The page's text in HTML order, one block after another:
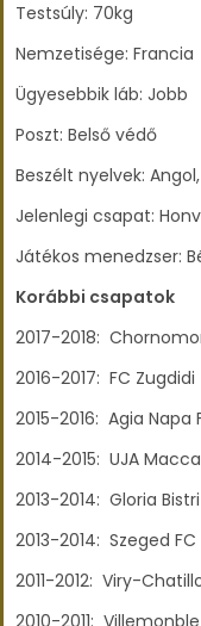
Testsúly: 70kg
Nemzetisége: Francia
Ügyesebbik láb: Jobb
Poszt: Belső védő
Beszélt nyelvek:
Jelenlegi csapat:
Játékos menedzser:
Korábbi csapatok
2017-2018:
2016-2017: FC Zugdidi
2015-2016: Agia Napa
2014-2015: UJA
2013-2014: Gloria
2013-2014: Szeged FC
2011-2012: Viry-
2010-2011: